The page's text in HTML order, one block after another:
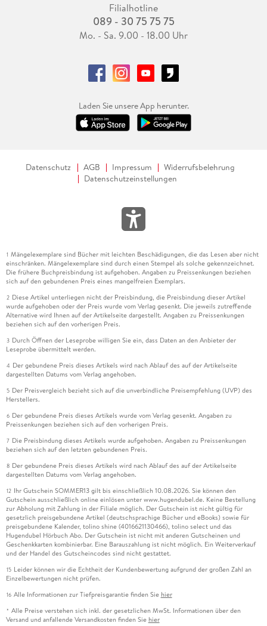
Filialhotline
089 - 30 75 75 75
Mo. - Sa. 9.00 - 18.00 Uhr
Laden Sie unsere App herunter.
Datenschutz AGB Impressum
Widerrufsbelehrung
Datenschutzeinstellungen
1 Mängelexemplare sind Bücher mit leichten Beschädigungen, die das Lesen aber nicht
einschränken. Mängelexemplare sind durch einen Stempel als solche gekennzeichnet.
Die frühere Buchpreisbindung ist aufgehoben. Angaben zu Preissenkungen beziehen
sich auf den gebundenen Preis eines mangelfreien Exemplars.
2 Diese Artikel unterliegen nicht der Preisbindung, die Preisbindung dieser Artikel
wurde aufgehoben oder der Preis wurde vom Verlag gesenkt. Die jeweils zutreffende
Alternative wird Ihnen auf der Artikelseite dargestellt. Angaben zu Preissenkungen
beziehen sich auf den vorherigen Preis.
3 Durch Öffnen der Leseprobe willigen Sie ein, dass Daten an den Anbieter der
Leseprobe übermittelt werden.
4 Der gebundene Preis dieses Artikels wird nach Ablauf des auf der Artikelseite
dargestellten Datums vom Verlag angehoben.
5 Der Preisvergleich bezieht sich auf die unverbindliche Preisempfehlung (UVP) des
Herstellers.
6 Der gebundene Preis dieses Artikels wurde vom Verlag gesenkt. Angaben zu
Preissenkungen beziehen sich auf den vorherigen Preis.
7 Die Preisbindung dieses Artikels wurde aufgehoben. Angaben zu Preissenkungen
beziehen sich auf den letzten gebundenen Preis.
8 Der gebundene Preis dieses Artikels wird nach Ablauf des auf der Artikelseite
dargestellten Datums vom Verlag angehoben.
12 Ihr Gutschein SOMMER13 gilt bis einschließlich 10.08.2026. Sie können den
Gutschein ausschließlich online einlösen unter www.hugendubel.de. Keine Bestellung
zur Abholung mit Zahlung in der Filiale möglich. Der Gutschein ist nicht gültig für
gesetzlich preisgebundene Artikel (deutschsprachige Bücher und eBooks) sowie für
preisgebundene Kalender, tolino shine (4016621130466), tolino select und das
Hugendubel Hörbuch Abo. Der Gutschein ist nicht mit anderen Gutscheinen und
Geschenkkarten kombinierbar. Eine Barauszahlung ist nicht möglich. Ein Weiterverkauf
und der Handel des Gutscheincodes sind nicht gestattet.
15 Leider können wir die Echtheit der Kundenbewertung aufgrund der großen Zahl an
Einzelbewertungen nicht prüfen.
16 Alle Informationen zur Tiefpreisgarantie finden Sie hier
* Alle Preise verstehen sich inkl. der gesetzlichen MwSt. Informationen über den
Versand und anfallende Versandkosten finden Sie hier